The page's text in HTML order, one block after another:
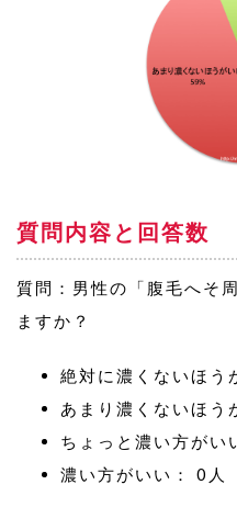
質問内容と回答数
質問：男性の「腹毛へそ
ますか？
絶対に濃くないほう
あまり濃くないほう
ちょっと濃い方がい
濃い方がいい： 0人